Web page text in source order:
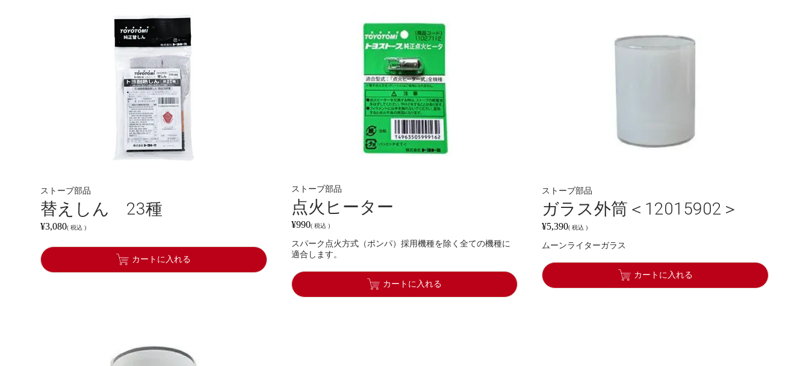
ストーブ部品
替えしん 23種
¥3,080 税込
カートに入れる
ストーブ部品
点火ヒーター
¥990 税込
スパーク点火方式（ポンパ）採用機種を除く全ての機種に
適合します。
カートに入れる
ストーブ部品
ガラス外筒＜12015902＞
¥5,390 税込
ムーンライターガラス
カートに入れる